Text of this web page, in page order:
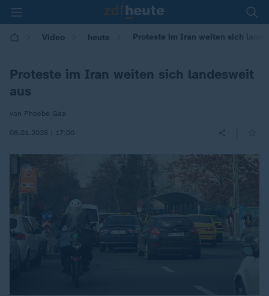
Video heute Proteste im Iran weiten sich
Proteste im Iran weiten sich landesweit
aus
von Phoebe Gaa
08.01.2026 | 17:00